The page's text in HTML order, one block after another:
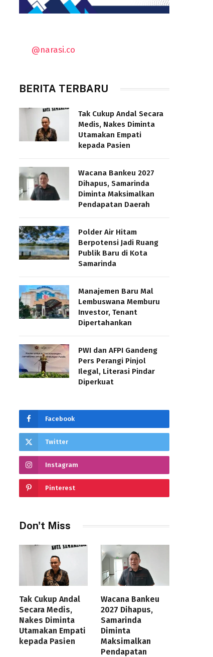
@narasi.co
BERITA TERBARU
Tak Cukup Andal Secara
Medis, Nakes Diminta
Utamakan Empati
kepada Pasien
Wacana Bankeu 2027
Dihapus, Samarinda
Diminta Maksimalkan
Pendapatan Daerah
Polder Air Hitam
Berpotensi Jadi Ruang
Publik Baru di Kota
Samarinda
Manajemen Baru Mal
Lembuswana Memburu
Investor, Tenant
Dipertahankan
PWI dan AFPI Gandeng
Pers Perangi Pinjol
Ilegal, Literasi Pindar
Diperkuat
Facebook
Twitter
Instagram
Pinterest
Don't Miss
Tak Cukup Andal
Secara Medis,
Nakes Diminta
Utamakan Empati
kepada Pasien
Wacana Bankeu
2027 Dihapus,
Samarinda
Diminta
Maksimalkan
Pendapatan